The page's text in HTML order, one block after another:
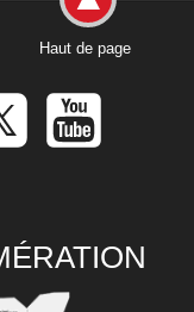
Haut de page